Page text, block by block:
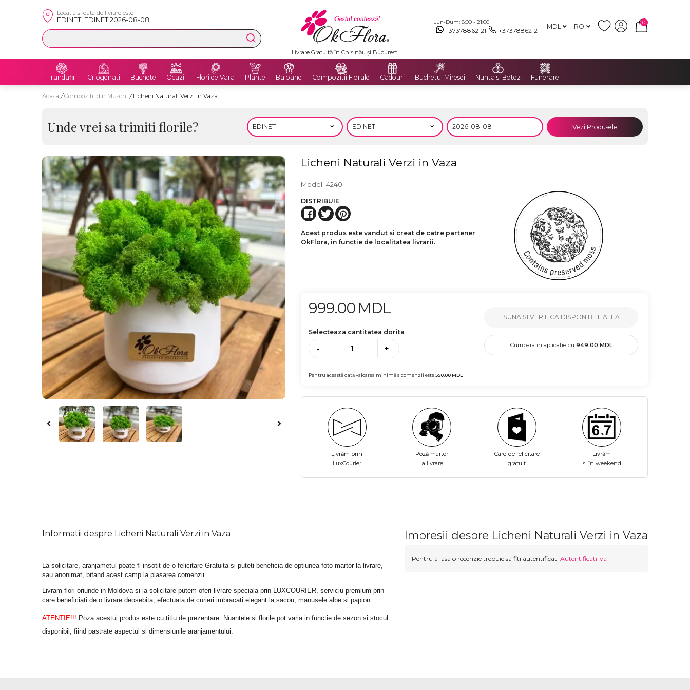
Locatia si data de livrare este
EDINET, EDINET 2026-08-08 Lun-Dum: 8:00 - 21:00
+37378862121 +37378862121 MDL RO
0
Livrare Gratuită în Chișinău și București
Trandafiri Criogenati Buchete Ocazii Flori de Vara Plante Baloane Compozitii Florale Cadouri Buchetul Miresei Nunta si Botez Funerare
Acasa / Compozitii din Muschi / Licheni Naturali Verzi in Vaza
Unde vrei sa trimiti florile? Vezi Produsele
Licheni Naturali Verzi in Vaza
Model 4240
DISTRIBUIE
Acest produs este vandut si creat de catre partener
OkFlora, in functie de localitatea livrarii.
999.00 MDL
Selecteaza cantitatea dorita
- +
Pentru această dată valoarea minimă a comenzii este550.00MDL
SUNA SI VERIFICA DISPONIBILITATEA
Cumpara in aplicatie cu 949.00 MDL
Livrăm prin
LuxCourier
Poză martor
la livrare
Card de felicitare
gratuit
Livrăm
și în weekend
Informatii despre Licheni Naturali Verzi in Vaza
La solicitare, aranjametul poate fi insotit de o felicitare Gratuita si puteti beneficia de optiunea foto martor la livrare,
sau anonimat, bifand acest camp la plasarea comenzii.
Livram flori oriunde in Moldova si la solicitare putem oferi livrare speciala prin LUXCOURIER, serviciu premium prin
care beneficiati de o livrare deosebita, efectuata de curieri imbracati elegant la sacou, manusele albe si papion.
ATENTIE!!! Poza acestui produs este cu titlu de prezentare. Nuantele si florile pot varia in functie de sezon si stocul
disponibil, fiind pastrate aspectul si dimensiunile aranjamentului.
Impresii despre Licheni Naturali Verzi in Vaza
Pentru a lasa o recenzie trebuie sa fiti autentificati Autentificati-va